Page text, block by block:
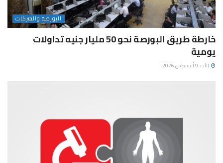
البورصة والشركات
خارطة طريق البورصة نحو 50 مليار جنيه تداولات
يومية
الأحد 9 أغسطس 2026